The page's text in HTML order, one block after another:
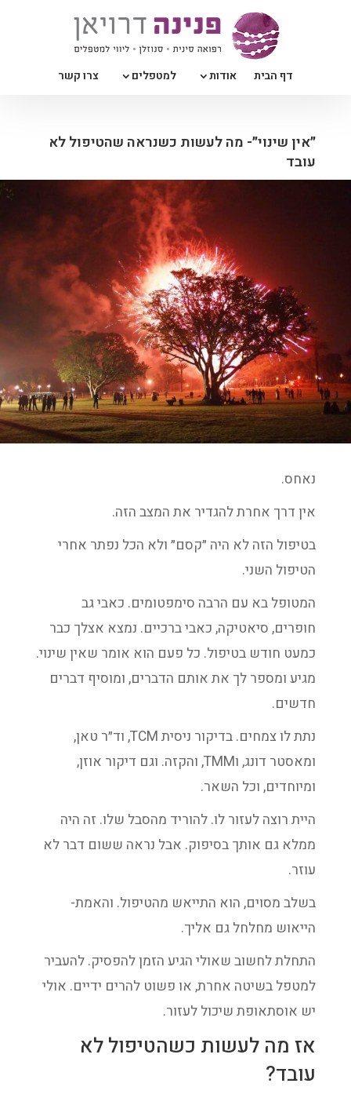
דף הבית אודות למטפלים צרו קשר
״אין שינוי״- מה לעשות כשנראה שהטיפול לא
עובד
נאחס.
אין דרך אחרת להגדיר את המצב הזה.
בטיפול הזה לא היה ״קסם״ ולא הכל נפתר אחרי
הטיפול השני.
המטופל בא עם הרבה סימפטומים. כאבי גב
חופרים, סיאטיקה, כאבי ברכיים. נמצא אצלך כבר
כמעט חודש בטיפול. כל פעם הוא אומר שאין שינוי.
מגיע ומספר לך את אותם הדברים, ומוסיף דברים
חדשים.
נתת לו צמחים. בדיקור ניסית TCM, וד״ר טאן,
ומאסטר דונג, וTMM, והקזה. וגם דיקור אוזן,
ומיוחדים, וכל השאר.
היית רוצה לעזור לו. להוריד מהסבל שלו. זה היה
ממלא גם אותך בסיפוק. אבל נראה ששום דבר לא
עוזר.
בשלב מסוים, הוא התייאש מהטיפול. והאמת-
הייאוש מחלחל גם אליך.
התחלת לחשוב שאולי הגיע הזמן להפסיק. להעביר
למטפל בשיטה אחרת, או פשוט להרים ידיים. אולי
יש אוסתאופת שיכול לעזור.
אז מה לעשות כשהטיפול לא
עובד?